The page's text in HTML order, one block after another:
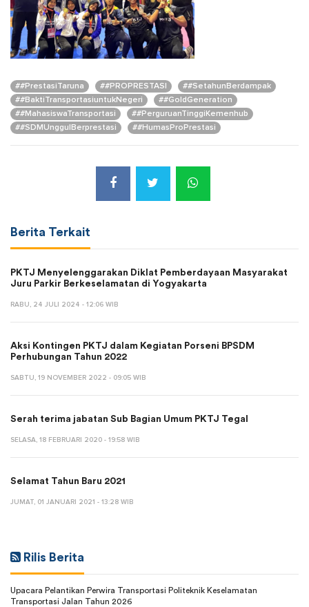
##PrestasiTaruna ##PROPRESTASI
##SetahunBerdampak
##BaktiTransportasiuntukNegeri
##GoldGeneration
##MahasiswaTransportasi
##PerguruanTinggiKemenhub
##SDMUnggulBerprestasi
##HumasProPrestasi
Berita Terkait
PKTJ Menyelenggarakan Diklat Pemberdayaan Masyarakat
Juru Parkir Berkeselamatan di Yogyakarta
RABU, 24 JULI 2024 - 12:06 WIB
Aksi Kontingen PKTJ dalam Kegiatan Porseni BPSDM
Perhubungan Tahun 2022
SABTU, 19 NOVEMBER 2022 - 09:05 WIB
Serah terima jabatan Sub Bagian Umum PKTJ Tegal
SELASA, 18 FEBRUARI 2020 - 19:58 WIB
Selamat Tahun Baru 2021
JUMAT, 01 JANUARI 2021 - 13:28 WIB
Rilis Berita
Upacara Pelantikan Perwira Transportasi Politeknik Keselamatan
Transportasi Jalan Tahun 2026